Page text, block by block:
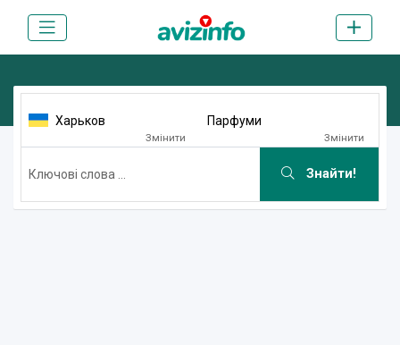
Харьков
Змінити
Парфуми
Змінити
Знайти!